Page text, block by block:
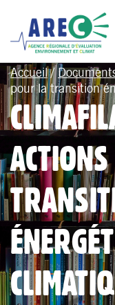
Accueil/
pour la transition